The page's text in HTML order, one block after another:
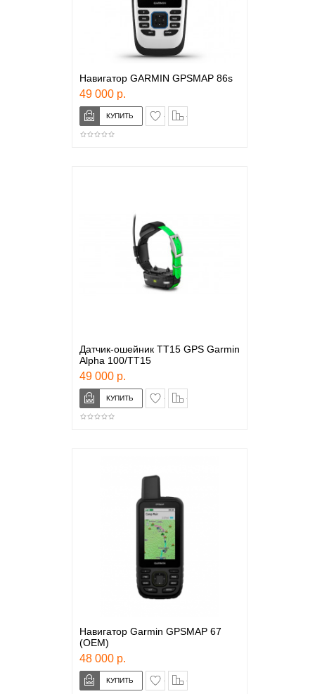
Навигатор GARMIN GPSMAP 86s
49 000 р.
в закладки
Датчик-ошейник TT15 GPS Garmin
Alpha 100/TT15
49 000 р.
в закладки
Навигатор Garmin GPSMAP 67
(OEM)
48 000 р.
в закладки